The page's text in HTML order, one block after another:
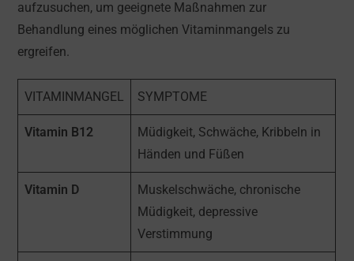
aufzusuchen, um geeignete Maßnahmen zur
Behandlung eines möglichen Vitaminmangels zu
ergreifen.
VITAMINMANGEL SYMPTOME
Vitamin B12
Müdigkeit, Schwäche, Kribbeln in
Händen und Füßen
Vitamin D
Muskelschwäche, chronische
Müdigkeit, depressive
Verstimmung